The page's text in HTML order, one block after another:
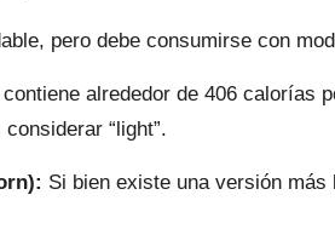
pero debe consumirse con
alrededor de 406 calorías
“light”.
Si bien existe una versión